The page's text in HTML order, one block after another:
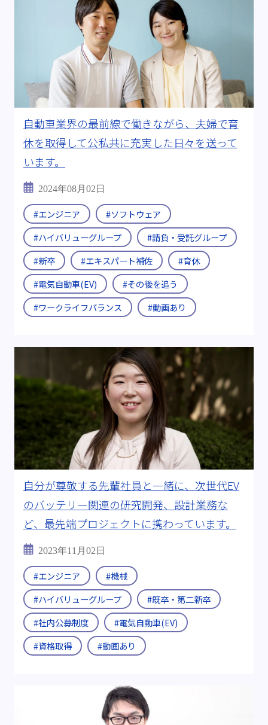
#工学部 工業化学科 #航空宇宙学科
#理学研究科 化学専攻 #量子物理学
すべて
自動車業界の最前線で働きながら、夫婦で育
休を取得して公私共に充実した日々を送って
います。
2024年08月02日
#エンジニア
#ソフトウェア
#ハイバリューグループ
#請負・受託グループ
#新卒
#エキスパート補佐
#育休
#電気自動車(EV)
#その後を追う
#ワークライフバランス
#動画あり
自分が尊敬する先輩社員と一緒に、次世代EV
のバッテリー関連の研究開発、設計業務な
ど、最先端プロジェクトに携わっています。
2023年11月02日
#エンジニア
#機械
#ハイバリューグループ
#既卒・第二新卒
#社内公募制度
#電気自動車(EV)
#資格取得
#動画あり